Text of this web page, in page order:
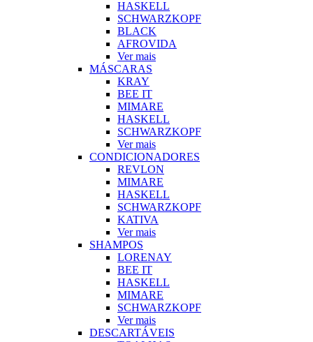
HASKELL
SCHWARZKOPF
BLACK
AFROVIDA
Ver mais
MÁSCARAS
KRAY
BEE IT
MIMARE
HASKELL
SCHWARZKOPF
Ver mais
CONDICIONADORES
REVLON
MIMARE
HASKELL
SCHWARZKOPF
KATIVA
Ver mais
SHAMPOS
LORENAY
BEE IT
HASKELL
MIMARE
SCHWARZKOPF
Ver mais
DESCARTÁVEIS